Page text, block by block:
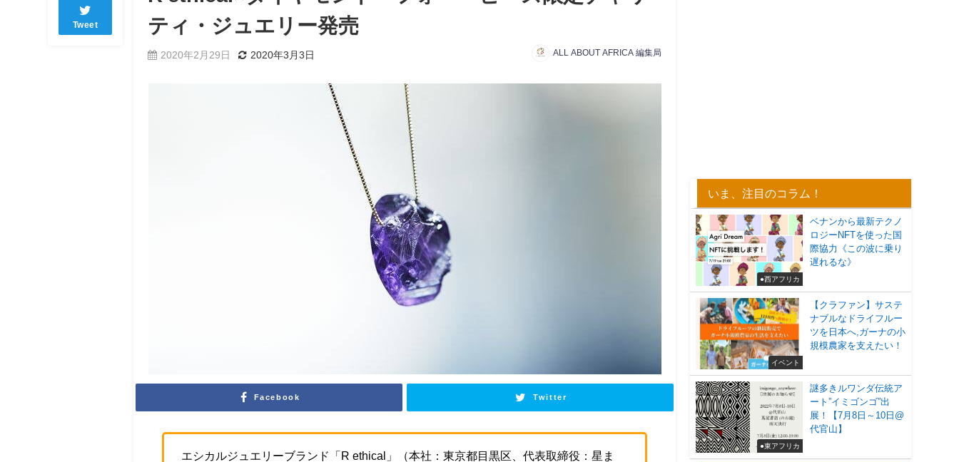
Tweet
ティ・ジュエリー発売
2020年2月29日 2020年3月3日 ALL ABOUT AFRICA 編集局
Facebook Twitter
エシカルジュエリーブランド「R ethical」（本社：東京都目黒区、代表取締役：星ま
いま、注目のコラム！
●西アフリカ
ベナンから最新テクノ
ロジーNFTを使った国
際協力《この波に乗り
遅れるな》
イベント
【クラファン】サステ
ナブルなドライフルー
ツを日本へ,ガーナの小
規模農家を支えたい！
●東アフリカ
謎多きルワンダ伝統ア
ート”イミゴンゴ”出
展！【7月8日～10日@
代官山】